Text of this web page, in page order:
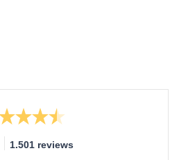
1.501 reviews